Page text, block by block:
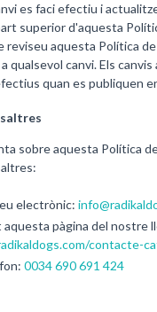
es faci efectiu i
superior d'aquesta
reviseu aquesta Política
qualsevol canvi. Els
quan es publiquen
sobre aquesta Política
electrònic:
pàgina del nostre
contacte-
0034 690 691 424